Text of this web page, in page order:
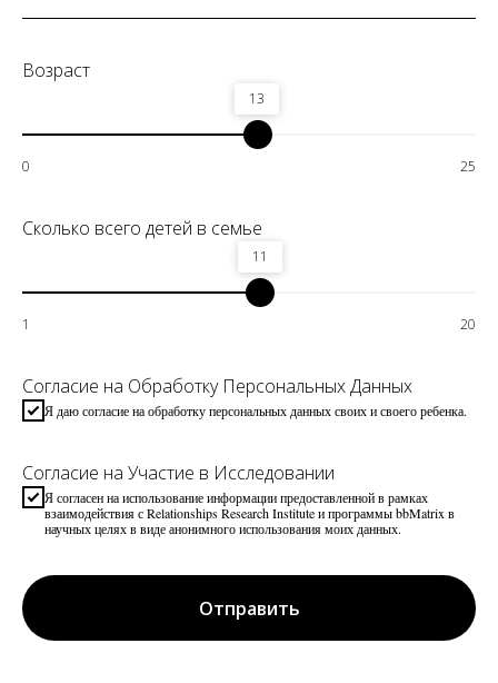
Возраст
13
0 25
Сколько всего детей в семье
11
1 20
Согласие на Обработку Персональных Данных
Я даю согласие на обработку персональных данных своих и своего ребенка.
Согласие на Участие в Исследовании
Я согласен на использование информации предоставленной в рамках
взаимодействия с Relationships Research Institute и программы bbMatrix в
научных целях в виде анонимного использования моих данных.
Отправить